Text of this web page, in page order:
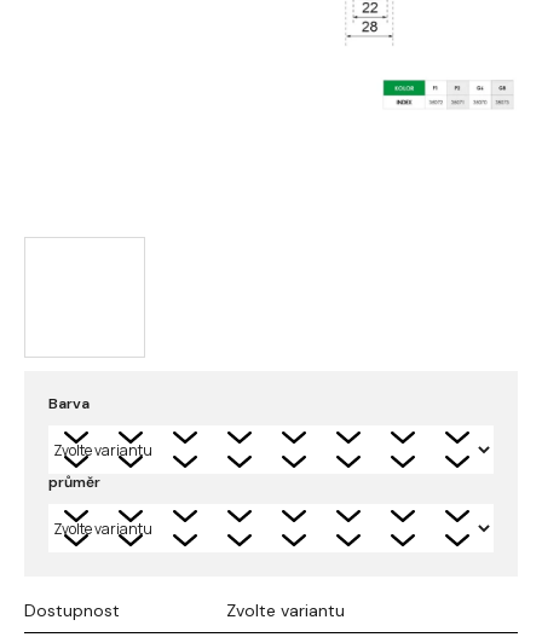
Barva
průměr
Dostupnost Zvolte variantu